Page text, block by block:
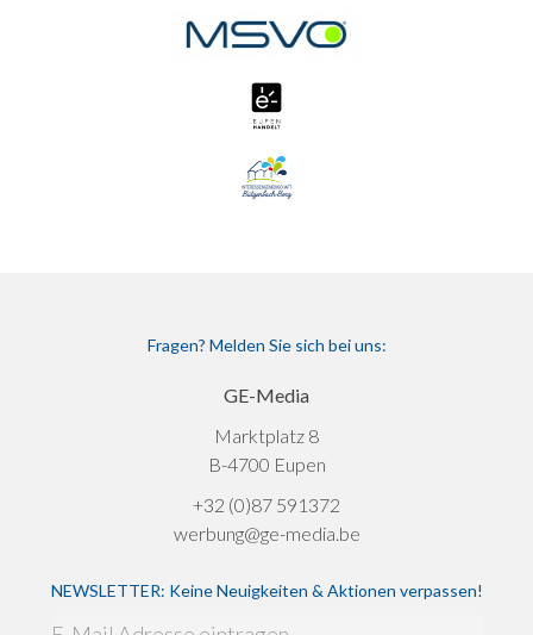
Fragen? Melden Sie sich bei uns:
GE-Media
Marktplatz 8
B-4700 Eupen
+32 (0)87 591372
werbung@ge-media.be
NEWSLETTER: Keine Neuigkeiten & Aktionen verpassen!